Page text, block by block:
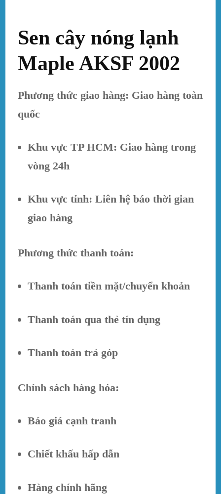
Sen cây nóng lạnh
Maple AKSF 2002
Phương thức giao hàng: Giao hàng toàn
quốc
Khu vực TP HCM: Giao hàng trong
vòng 24h
Khu vực tỉnh: Liên hệ báo thời gian
giao hàng
Phương thức thanh toán:
Thanh toán tiền mặt/chuyển khoản
Thanh toán qua thẻ tín dụng
Thanh toán trả góp
Chính sách hàng hóa:
Báo giá cạnh tranh
Chiết khấu hấp dẫn
Hàng chính hãng